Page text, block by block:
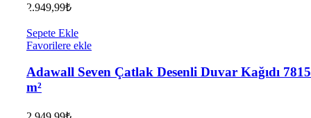
2.949,99₺
Sepete Ekle
Favorilere ekle
Adawall Seven Çatlak Desenli Duvar Kağıdı
m²